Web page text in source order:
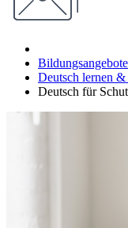
Bildungsangebote
Deutsch lernen
Deutsch für